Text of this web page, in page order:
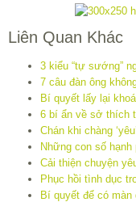
Liên Quan Khác
3 kiểu “tự sướng”
7 câu đàn ông
Bí quyết lấy lại
6 bí ẩn về sở thích
Chán khi chàng
Những con số hạnh
Cải thiện chuyện
Phục hồi tình dục
Bí quyết để có màn